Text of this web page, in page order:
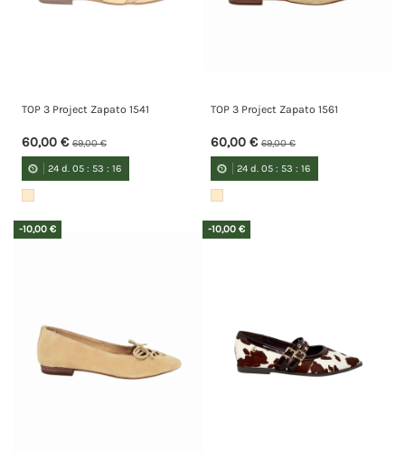
TOP 3 Project Zapato 1541
60,00 €69,00 €
24 d. 05 :53 :15
TOP 3 Project Zapato 1561
60,00 €69,00 €
24 d. 05 :53 :15
-10,00 € -10,00 €